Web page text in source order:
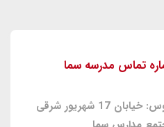
تماس مدرسه سما
آدرس مدرسه سما گنبدکاووس: خیابان 17 شهریور شرقی